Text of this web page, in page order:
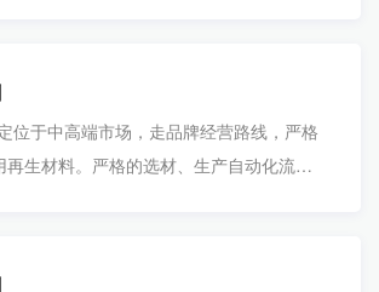
位于中高端市场，走品牌经营路线，严格
再生材料。严格的选材、生产自动化流